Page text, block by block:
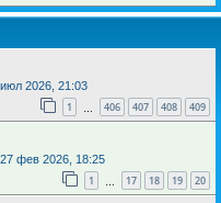
2026, 21:03
1 406 407 408 409
27 фев 2026, 18:25
1 17 18 19 20